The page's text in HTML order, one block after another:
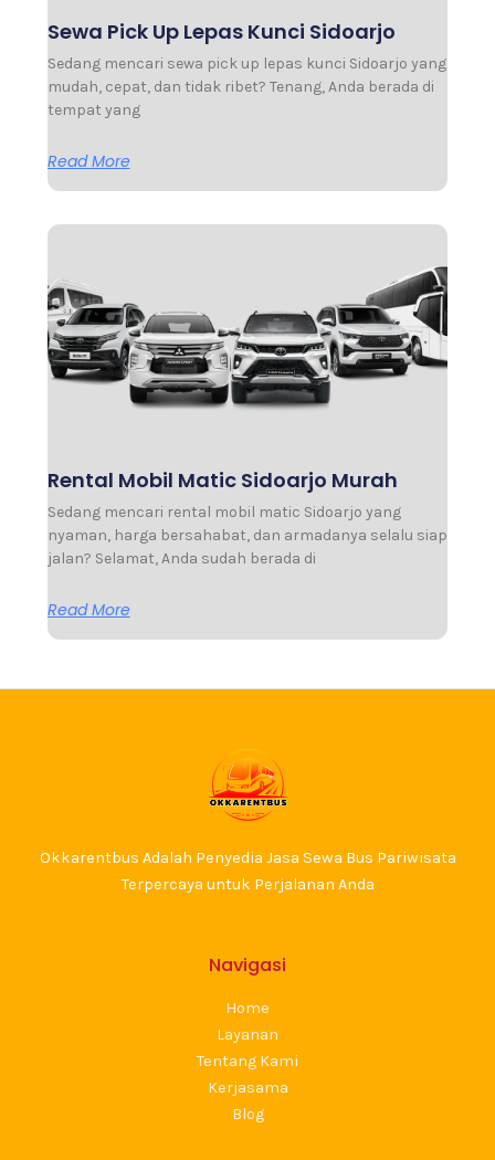
Sewa Pick Up Lepas Kunci Sidoarjo
Sedang mencari sewa pick up lepas kunci Sidoarjo yang
mudah, cepat, dan tidak ribet? Tenang, Anda berada di
tempat yang
Read More
Rental Mobil Matic Sidoarjo Murah
Sedang mencari rental mobil matic Sidoarjo yang
nyaman, harga bersahabat, dan armadanya selalu siap
jalan? Selamat, Anda sudah berada di
Read More
Okkarentbus Adalah Penyedia Jasa Sewa Bus Pariwisata
Terpercaya untuk Perjalanan Anda
Navigasi
Home
Layanan
Tentang Kami
Kerjasama
Blog